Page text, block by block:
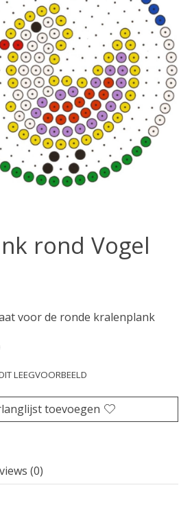
rond Vogel
voor de ronde kralenplank
product is
LEEGVOORBEELD
toevoegen
(0)